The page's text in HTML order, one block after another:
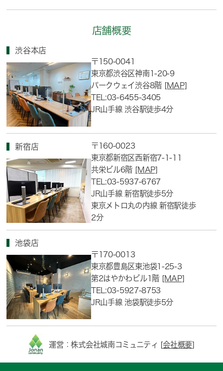
店舗概要
渋谷本店
〒150-0041
東京都渋谷区神南1-20-9
パークウェイ渋谷8階 [MAP]
TEL:03-6455-3405
JR山手線 渋谷駅徒歩4分
新宿店
〒160-0023
東京都新宿区西新宿7-1-11
共栄ビル6階 [MAP]
TEL:03-5937-6767
JR山手線 新宿駅徒歩5分
東京メトロ丸の内線 新宿駅徒歩
2分
池袋店
〒170-0013
東京都豊島区東池袋1-25-3
第2はやかわビル1階 [MAP]
TEL:03-5927-8753
JR山手線 池袋駅徒歩5分
運営：株式会社城南コミュニティ [会社概要]